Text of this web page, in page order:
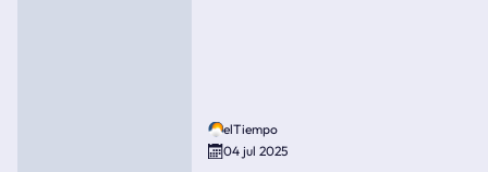
elTiempo
04 jul 2025